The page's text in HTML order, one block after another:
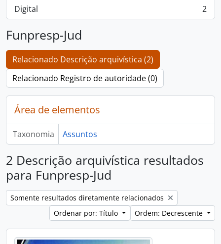
Digital
, 2 resultados 2
Funpresp-Jud
Relacionado Descrição arquivística (2)
Relacionado Registro de autoridade (0)
Área de elementos
Taxonomia Assuntos
2 Descrição arquivística resultados
para Funpresp-Jud
Remover filtro:
Somente resultados diretamente relacionados
Ordenar por: Título
Ordem: Decrescente